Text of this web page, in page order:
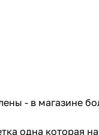
- в магазине
одна которая